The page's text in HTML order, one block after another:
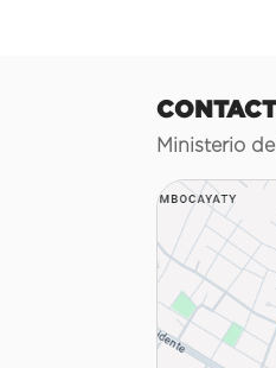
Ministerio